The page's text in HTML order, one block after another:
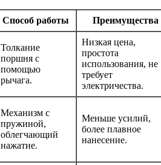
Способ работы Преимущества
Толкание
поршня с
помощью
рычага.
Низкая цена,
простота
использования, не
требует
электричества.
Механизм с
пружиной,
облегчающий
нажатие.
Меньше усилий,
более плавное
нанесение.